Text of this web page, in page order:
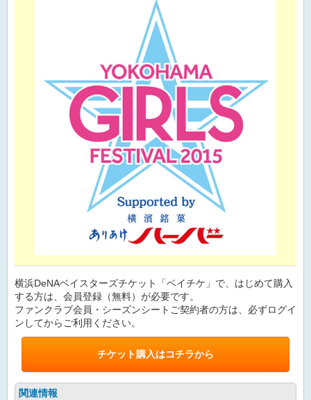
横浜DeNAベイスターズチケット「ベイチケ」で、はじめて購入
する方は、会員登録（無料）が必要です。
ファンクラブ会員・シーズンシートご契約者の方は、必ずログイ
ンしてからご利用ください。
チケット購入はコチラから
関連情報